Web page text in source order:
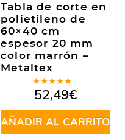
Tabla de corte en
polietileno de
60×40 cm
espesor 20 mm
color marrón –
Metaltex
Valorado
en5.00de
5
52,49€
AÑADIR AL CARRITO